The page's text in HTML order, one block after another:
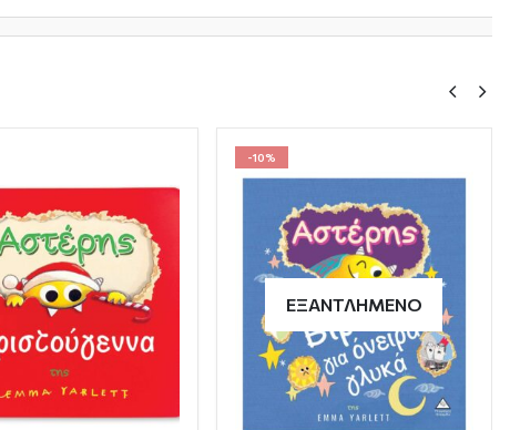
-10%
ΕΞΑΝΤΛΗΜΈΝΟ